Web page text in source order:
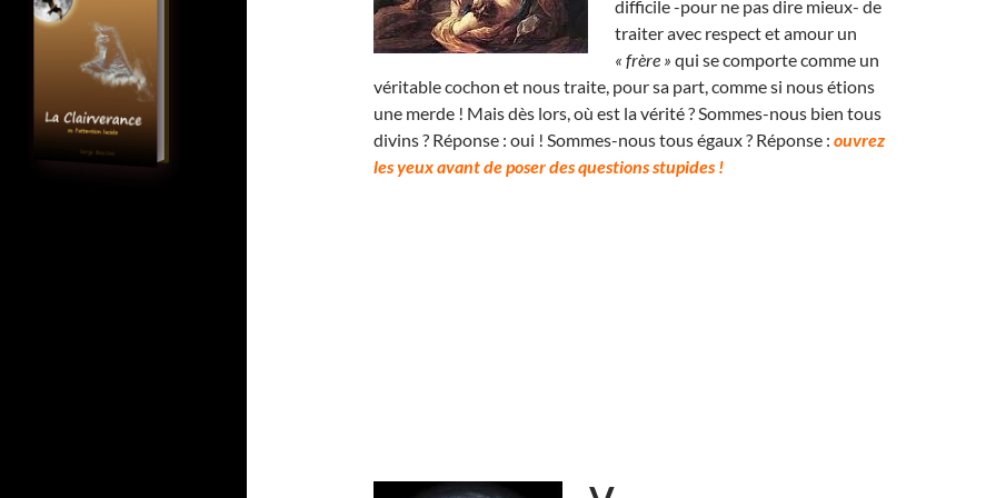
difficile -pour ne pas dire mieux- de
traiter avec respect et amour un
« frère » qui se comporte comme un
véritable cochon et nous traite, pour sa part, comme si nous étions
une merde ! Mais dès lors, où est la vérité ? Sommes-nous bien tous
divins ? Réponse : oui ! Sommes-nous tous égaux ? Réponse : ouvrez
les yeux avant de poser des questions stupides !